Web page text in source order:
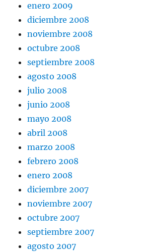
enero 2009
diciembre 2008
noviembre 2008
octubre 2008
septiembre 2008
agosto 2008
julio 2008
junio 2008
mayo 2008
abril 2008
marzo 2008
febrero 2008
enero 2008
diciembre 2007
noviembre 2007
octubre 2007
septiembre 2007
agosto 2007